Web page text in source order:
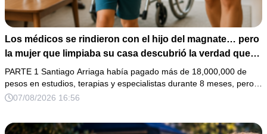
Los médicos se rindieron con el hijo del magnate… pero
la mujer que limpiaba su casa descubrió la verdad que
nadie quiso escuchar.
PARTE 1 Santiago Arriaga había pagado más de 18,000,000 de
pesos en estudios, terapias y especialistas durante 8 meses, pero…
07/08/2026 16:56